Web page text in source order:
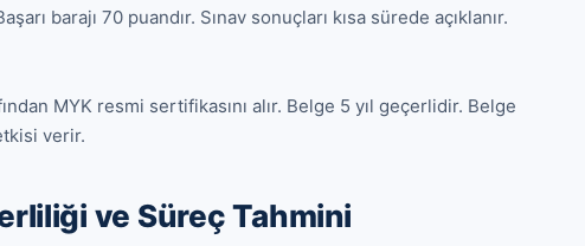
barajı 70 puandır. Sınav sonuçları kısa sürede açıklanır.
MYK resmi sertifikasını alır. Belge 5 yıl geçerlidir. Belge
verir.
ve Süreç Tahmini